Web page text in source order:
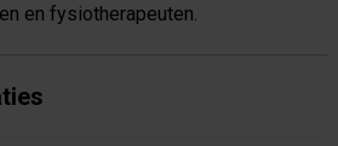
en fysiotherapeuten.